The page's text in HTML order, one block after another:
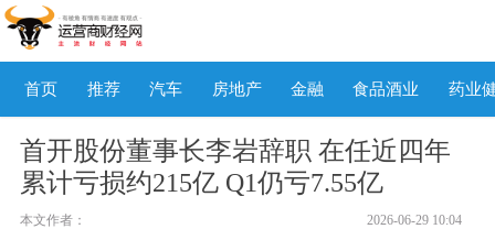
首页 推荐 汽车 房地产 金融 食品酒业 药业
首开股份董事长李岩辞职 在任近四年
累计亏损约215亿 Q1仍亏7.55亿
本文作者： 2026-06-29 10:04